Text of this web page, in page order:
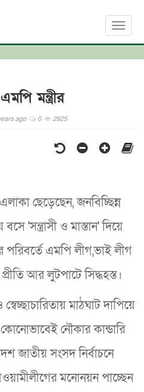
Toggle
মন্ত্রীর
ago 0 2925
ছেড়েছেন, জনবিচ্ছিন্ন
'সন্ত্রাসী ও মাস্তান' দিয়ে
পরিবর্তে এমপি লীগ,ভাই লীগ
আর লুটপাটে সিদ্ধহস্ত।
মাঠঘাট দাপিয়ে
নৌকার কান্ডারি
জাতীয় সংসদ নির্বাচনে
মনোনয়ন পাচ্ছেন